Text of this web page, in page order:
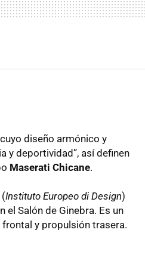
diseño armónico y
y deportividad”, así definen
Maserati Chicane.
(Instituto Europeo di Design)
el Salón de Ginebra. Es un
y propulsión trasera.